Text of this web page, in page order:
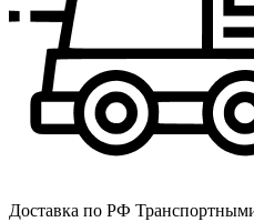
Доставка по РФ